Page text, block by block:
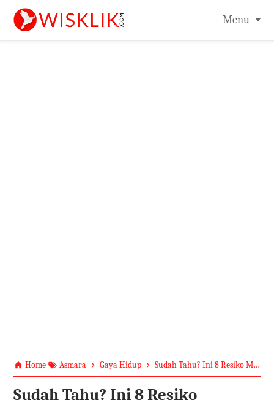
Menu
Home Asmara Gaya Hidup Sudah Tahu? Ini 8 Resiko Menikah Muda Bagi Pria dan Wanita
Sudah Tahu? Ini 8 Resiko